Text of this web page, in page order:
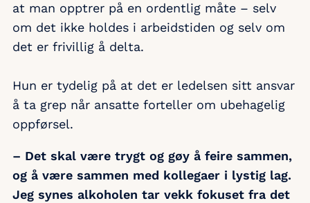
at man opptrer på en ordentlig måte – selv
om det ikke holdes i arbeidstiden og selv om
det er frivillig å delta.
Hun er tydelig på at det er ledelsen sitt ansvar
å ta grep når ansatte forteller om ubehagelig
oppførsel.
– Det skal være trygt og gøy å feire sammen,
og å være sammen med kollegaer i lystig lag.
Jeg synes alkoholen tar vekk fokuset fra det